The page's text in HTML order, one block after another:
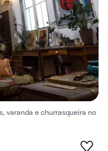
varanda e churrasqueira no